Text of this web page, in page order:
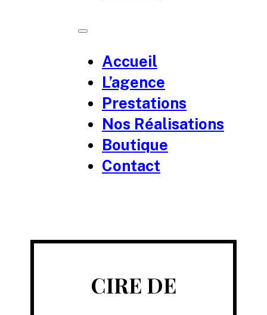
Accueil
L’agence
Prestations
Nos Réalisations
Boutique
Contact
CIRE DE